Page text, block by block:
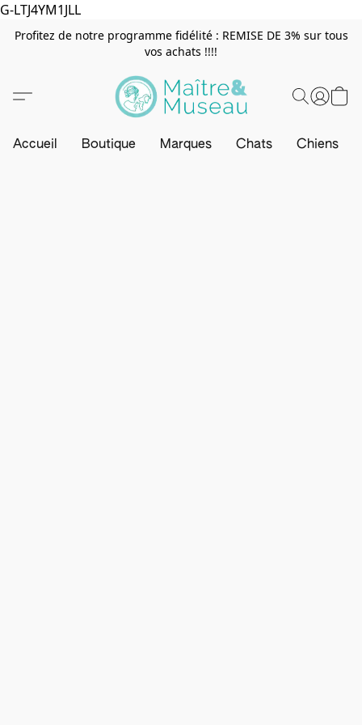
G-LTJ4YM1JLL
Profitez de notre programme fidélité : REMISE DE 3% sur tous
vos achats !!!!
Accueil Boutique Marques Chats Chiens